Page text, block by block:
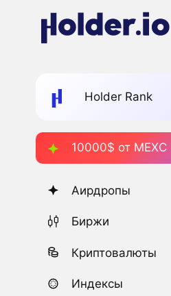
Holder Rank
10000$ от MEXC
Аирдропы
Биржи
Криптовалюты
Индексы